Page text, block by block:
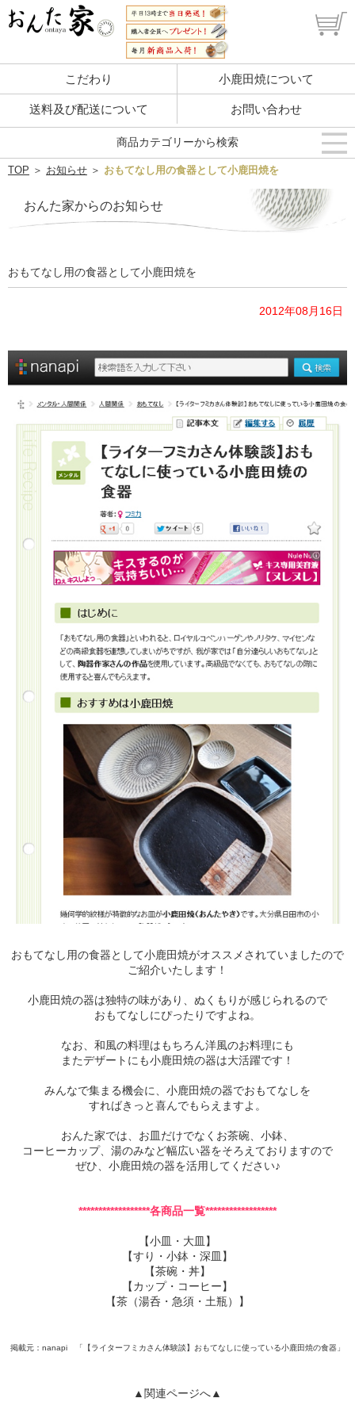
こだわり 小鹿田焼について
送料及び配送について お問い合わせ
TOP ＞ お知らせ ＞ おもてなし用の食器として小鹿田焼を
おんた家からのお知らせ
おもてなし用の食器として小鹿田焼を
2012年08月16日
おもてなし用の食器として小鹿田焼がオススメされていましたので
ご紹介いたします！
小鹿田焼の器は独特の味があり、ぬくもりが感じられるので
おもてなしにぴったりですよね。
なお、和風の料理はもちろん洋風のお料理にも
またデザートにも小鹿田焼の器は大活躍です！
みんなで集まる機会に、小鹿田焼の器でおもてなしを
すればきっと喜んでもらえますよ。
おんた家では、お皿だけでなくお茶碗、小鉢、
コーヒーカップ、湯のみなど幅広い器をそろえておりますので
ぜひ、小鹿田焼の器を活用してください♪
******************各商品一覧******************
【小皿・大皿 】
【すり・小鉢・深皿 】
【茶碗・丼】
【カップ・コーヒー】
【茶（湯呑・急須・土瓶） 】
掲載元：nanapi 「 【ライターフミカさん体験談】おもてなしに使っている小鹿田焼の食器 」
▲関連ページへ▲
商品カテゴリーから検索